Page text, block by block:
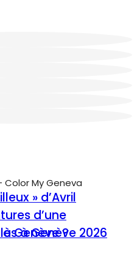
» d’Avril
d’une
Genève ?
à Genève 2026
My Geneva